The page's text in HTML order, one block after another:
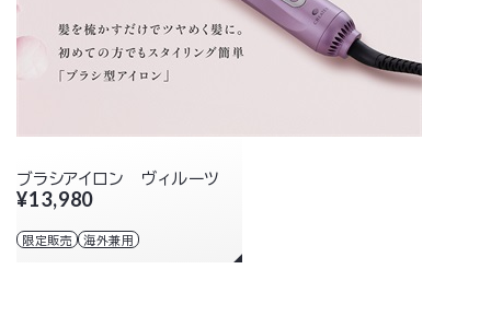
ブラシアイロン ヴィルーツ
¥13,980
限定販売 海外兼用